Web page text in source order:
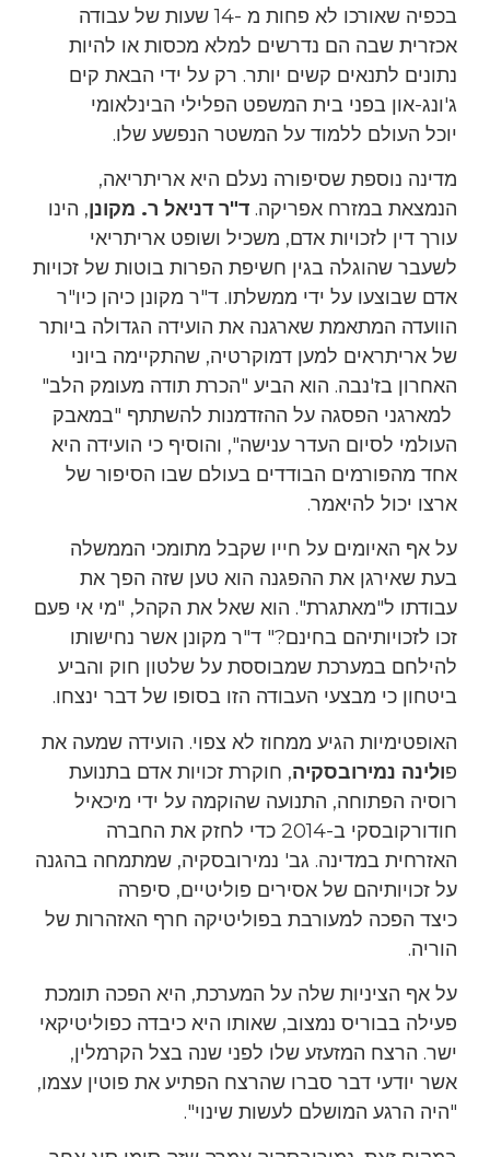
בכפיה שאורכו לא פחות מ -14 שעות של עבודה
אכזרית שבה הם נדרשים למלא מכסות או להיות
נתונים לתנאים קשים יותר. רק על ידי הבאת קים
ג'ונג-און בפני בית המשפט הפלילי הבינלאומי
יוכל העולם ללמוד על המשטר הנפשע שלו.
מדינה נוספת שסיפורה נעלם היא אריתריאה,
הנמצאת במזרח אפריקה. ד"ר דניאל ר. מקונן, הינו
עורך דין לזכויות אדם, משכיל ושופט אריתריאי
לשעבר שהוגלה בגין חשיפת הפרות בוטות של זכויות
אדם שבוצעו על ידי ממשלתו. ד"ר מקונן כיהן כיו"ר
הוועדה המתאמת שארגנה את הועידה הגדולה ביותר
של אריתראים למען דמוקרטיה, שהתקיימה ביוני
האחרון בז'נבה. הוא הביע "הכרת תודה מעומק הלב"
למארגני הפסגה על ההזדמנות להשתתף "במאבק
העולמי לסיום העדר ענישה", והוסיף כי הועידה היא
אחד מהפורמים הבודדים בעולם שבו הסיפור של
ארצו יכול להיאמר.
על אף האיומים על חייו שקבל מתומכי הממשלה
בעת שאירגן את ההפגנה הוא טען שזה הפך את
עבודתו ל"מאתגרת". הוא שאל את הקהל, "מי אי פעם
זכו לזכויותיהם בחינם?" ד"ר מקונן אשר נחישותו
להילחם במערכת שמבוססת על שלטון חוק והביע
ביטחון כי מבצעי העבודה הזו בסופו של דבר ינצחו.
האופטימיות הגיע ממחוז לא צפוי. הועידה שמעה את
פולינה נמירובסקיה, חוקרת זכויות אדם בתנועת
רוסיה הפתוחה, התנועה שהוקמה על ידי מיכאיל
חודורקובסקי ב-2014 כדי לחזק את החברה
האזרחית במדינה. גב' נמירובסקיה, שמתמחה בהגנה
על זכויותיהם של אסירים פוליטיים, סיפרה
כיצד הפכה למעורבת בפוליטיקה חרף האזהרות של
הוריה.
על אף הציניות שלה על המערכת, היא הפכה תומכת
פעילה בבוריס נמצוב, שאותו היא כיבדה כפוליטיקאי
ישר. הרצח המזעזע שלו לפני שנה בצל הקרמלין,
אשר יודעי דבר סברו שהרצח הפתיע את פוטין עצמו,
"היה הרגע המושלם לעשות שינוי".